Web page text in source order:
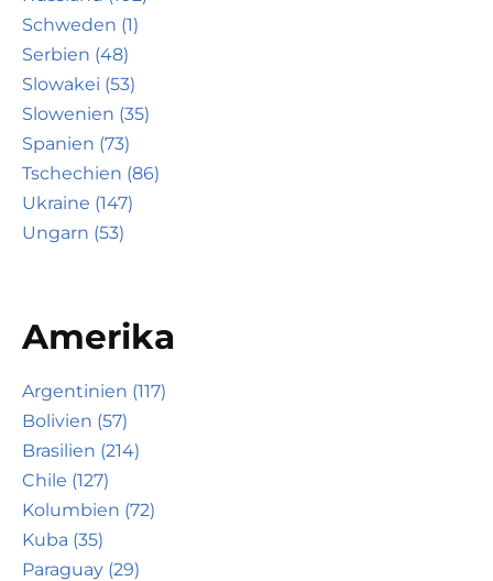
Schweden (1)
Serbien (48)
Slowakei (53)
Slowenien (35)
Spanien (73)
Tschechien (86)
Ukraine (147)
Ungarn (53)
Amerika
Argentinien (117)
Bolivien (57)
Brasilien (214)
Chile (127)
Kolumbien (72)
Kuba (35)
Paraguay (29)